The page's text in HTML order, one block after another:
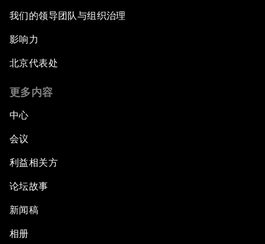
我们的领导团队与组织治理
影响力
北京代表处
更多内容
中心
会议
利益相关方
论坛故事
新闻稿
相册